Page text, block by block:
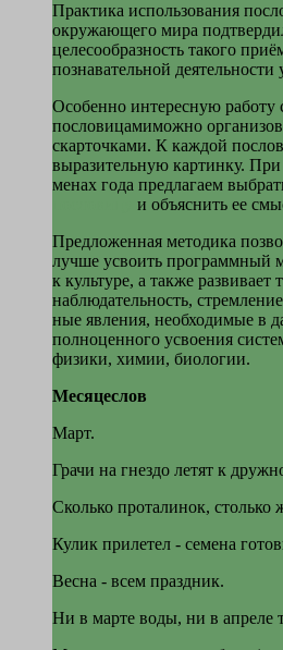
Практика использования
окружающего мира
целесообразность такого
познавательной деятельности
Особенно интересную работу
пословицамиможно
скарточками. К каждой
выразительную картинку.
менах года предлагаем
и объяснить ее
Предложенная методика
лучше усвоить про­граммный
к культуре, а также развивает
наблю­дательность,
ные явления, необходимые в
полноценного усвоения
физики, химии, биологии.
Месяцеслов
Март.
Грачи на гнездо летят к
Сколько проталинок, столько
Кулик прилетел - семена
Весна - всем праздник.
Ни в марте воды, ни в апреле